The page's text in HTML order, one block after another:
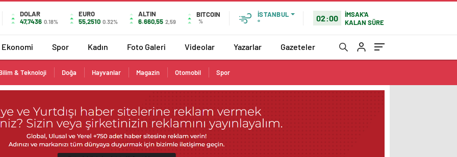
DOLAR
47,7436 0.18%
EURO
55,2510 0.32%
ALTIN
6.660,55 2,59
BITCOIN
%
İSTANBUL
°
02:00
İMSAK'A
KALAN SÜRE
Ekonomi Spor Kadın Foto Galeri Videolar Yazarlar Gazeteler
& Teknoloji Doğa Hayvanlar Magazin Otomobil Spor